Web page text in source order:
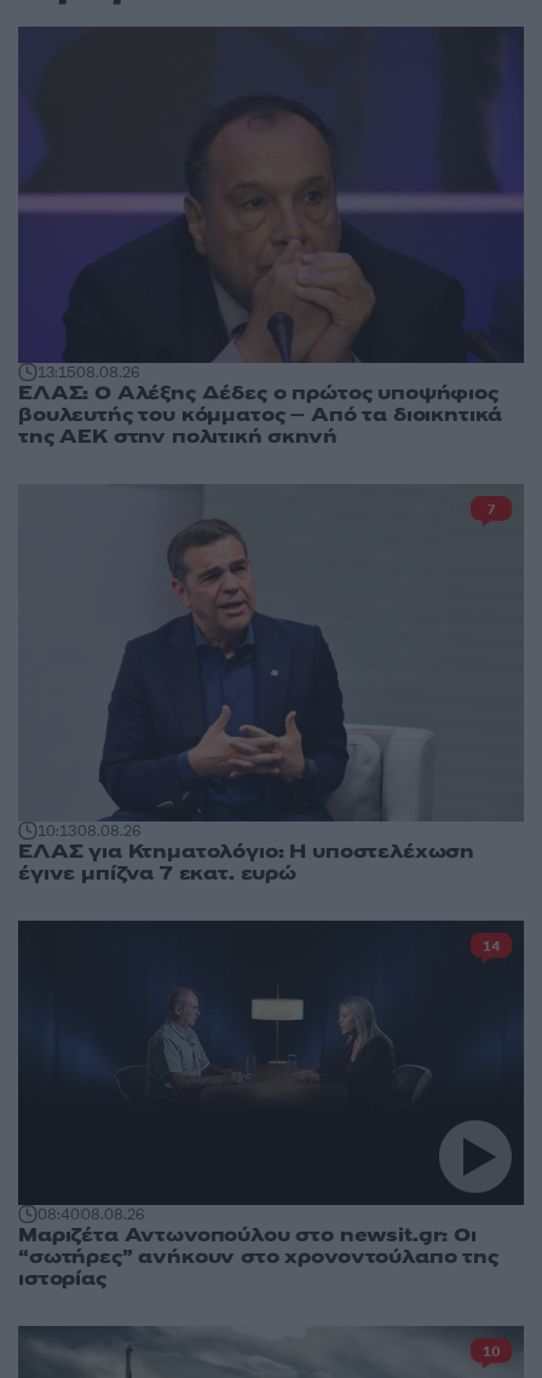
13:1508.08.26
ΕΛΑΣ: Ο Αλέξης Δέδες ο πρώτος υποψήφιος
βουλευτής του κόμματος – Από τα διοικητικά
της ΑΕΚ στην πολιτική σκηνή
10:1308.08.26
ΕΛΑΣ για Κτηματολόγιο: Η υποστελέχωση
έγινε μπίζνα 7 εκατ. ευρώ
7
08:4008.08.26
Μαριζέτα Αντωνοπούλου στο newsit.gr: Οι
“σωτήρες” ανήκουν στο χρονοντούλαπο της
ιστορίας
14
10